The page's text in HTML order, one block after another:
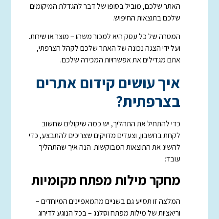
האתר שלכם, מוביל בסופו של דבר להגדלת המיקומים
שלכם בתוצאות החיפוש.
המטרה של כל עסק היא למכור משהו – מוצר או שירות.
ועל ידי הצגה נכונה של האתר שלכם לקהל הצרפתי,
אתם מגדילים את אפשרויות המכירה שלכם.
איך עושים קידום אתרים
בצרפתית?
כדי להתחיל את התהליך, יש כמה שיקולים שחשוב
לקחת בחשבון, וצעדים מדויקים שצריכים להתבצע, כדי
להשיג את התוצאות המבוקשות. הנה איך שהתהליך
עובד:
מחקר מילות מפתח מקומיות
המלצה זו תסייע גם בשניים מהמאפיינים המיוחדים –
וריאציות של מילות מפתח וסלנג – בכל הנוגע לדירוג